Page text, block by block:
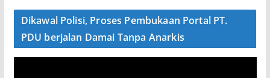
Dikawal Polisi, Proses Pembukaan Portal PT.
PDU berjalan Damai Tanpa Anarkis